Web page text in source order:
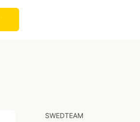
SWEDTEAM